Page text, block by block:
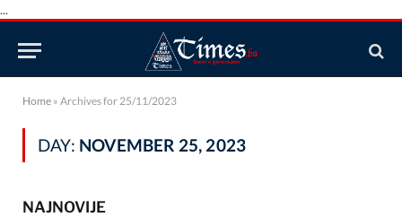
...
Home » Archives for 25/11/2023
DAY: NOVEMBER 25, 2023
NAJNOVIJE